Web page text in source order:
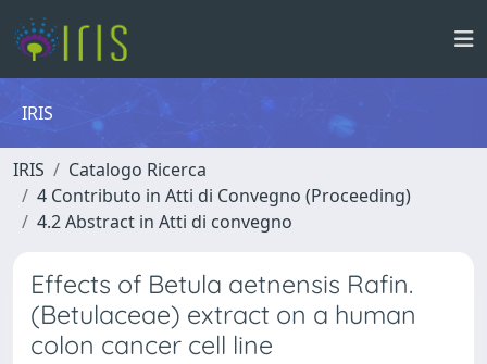
IRIS
IRIS
Catalogo Ricerca
4 Contributo in Atti di Convegno (Proceeding)
4.2 Abstract in Atti di convegno
Effects of Betula aetnensis Rafin.
(Betulaceae) extract on a human
colon cancer cell line